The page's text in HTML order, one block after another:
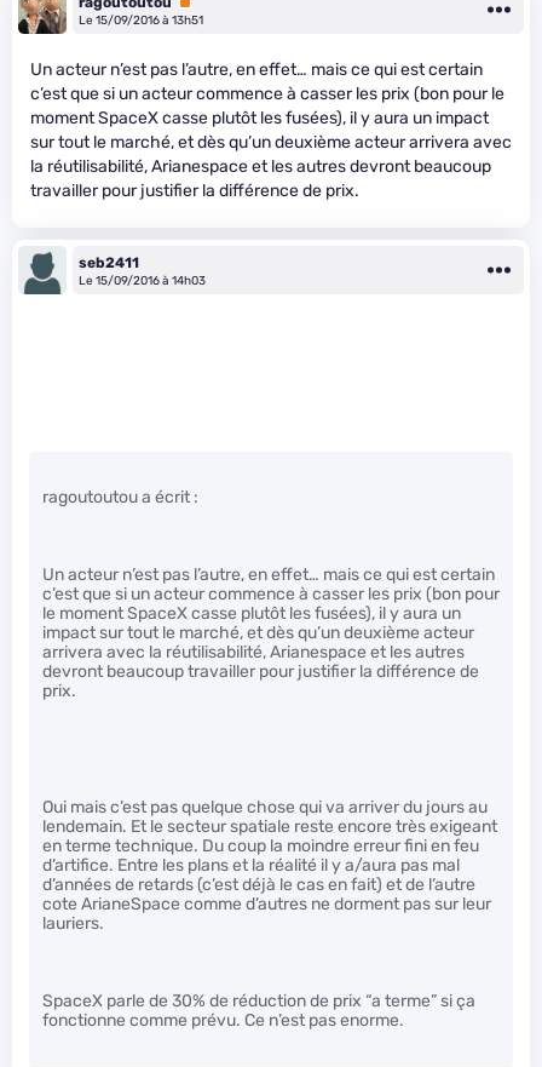
Le 15/09/2016 à 13h51
Un acteur n’est pas l’autre, en effet… mais ce qui est certain
c’est que si un acteur commence à casser les prix (bon pour le
moment SpaceX casse plutôt les fusées), il y aura un impact
sur tout le marché, et dès qu’un deuxième acteur arrivera avec
la réutilisabilité, Arianespace et les autres devront beaucoup
travailler pour justifier la différence de prix.
seb2411
Le 15/09/2016 à 14h03
ragoutoutou a écrit :
Un acteur n’est pas l’autre, en effet… mais ce qui est certain
c’est que si un acteur commence à casser les prix (bon pour
le moment SpaceX casse plutôt les fusées), il y aura un
impact sur tout le marché, et dès qu’un deuxième acteur
arrivera avec la réutilisabilité, Arianespace et les autres
devront beaucoup travailler pour justifier la différence de
prix.
Oui mais c’est pas quelque chose qui va arriver du jours au
lendemain. Et le secteur spatiale reste encore très exigeant
en terme technique. Du coup la moindre erreur fini en feu
d’artifice. Entre les plans et la réalité il y a/aura pas mal
d’années de retards (c’est déjà le cas en fait) et de l’autre
cote ArianeSpace comme d’autres ne dorment pas sur leur
lauriers.
SpaceX parle de 30% de réduction de prix “a terme” si ça
fonctionne comme prévu. Ce n’est pas enorme.